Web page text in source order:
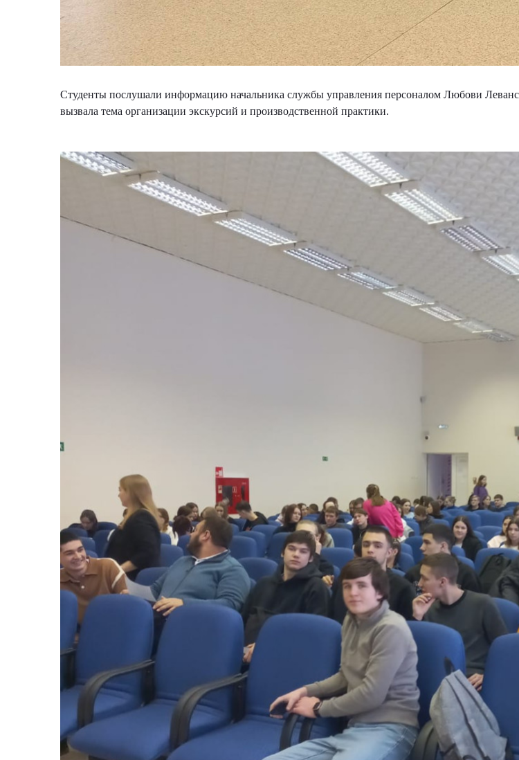
Студенты послушали информацию начальника службы управления персоналом Любови
вызвала тема организации экскурсий и производственной практики.